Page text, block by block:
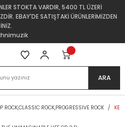
STOKTA VARDIR, 5400 TL ÜZERİ
EBAY'DE SATIŞTAKİ ÜRÜNLERİMİZDEN
ARA
ROCK,CLASSIC ROCK,PROGRESSIVE ROCK